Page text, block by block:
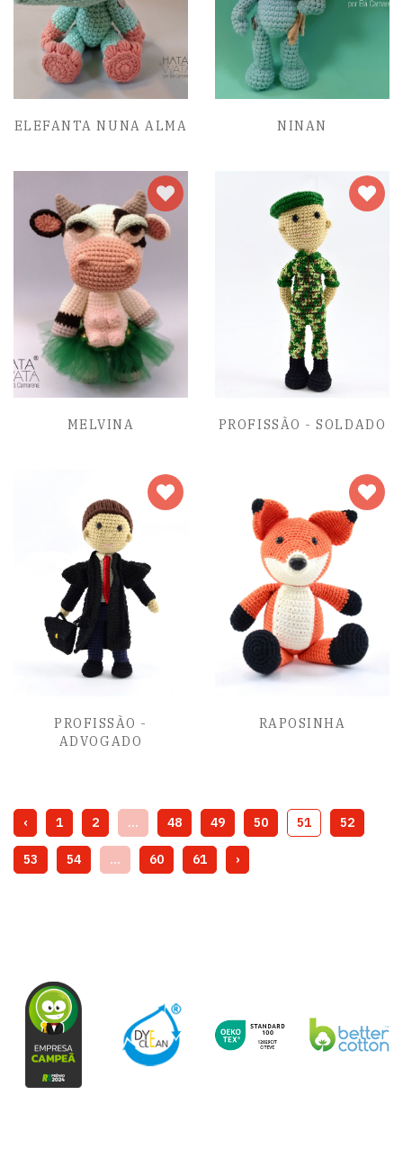
ELEFANTA NUNA ALMA NINAN
MELVINA PROFISSÃO - SOLDADO
PROFISSÃO -
ADVOGADO
RAPOSINHA
‹ 1 2 ... 48 49 50 51 52
53 54 ... 60 61 ›